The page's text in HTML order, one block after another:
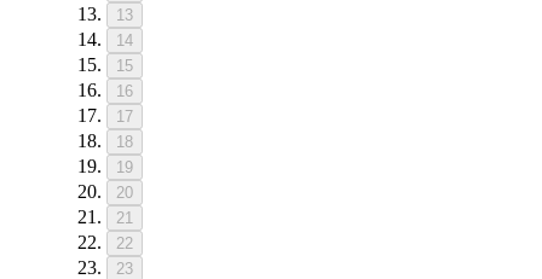
13
14
15
16
17
18
19
20
21
22
23